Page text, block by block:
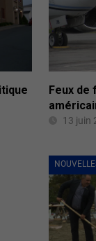
Feux
13 juin